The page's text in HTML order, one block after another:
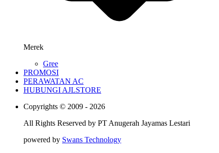
Merek
Gree
PROMOSI
PERAWATAN AC
HUBUNGI AJLSTORE
Copyrights © 2009 - 2026
All Rights Reserved by PT Anugerah Jayamas Lestari
powered by Swans Technology